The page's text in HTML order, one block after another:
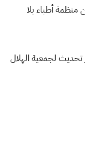
منظمة أطباء بلا
لجمعية الهلال